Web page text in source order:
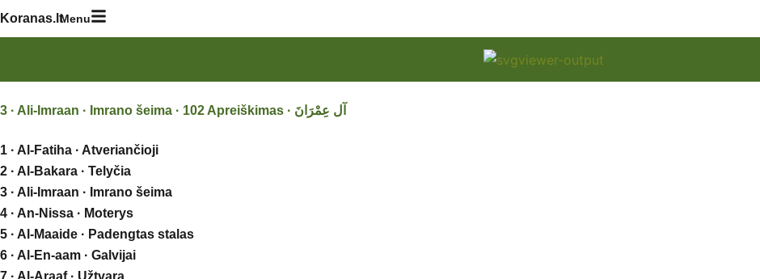
Skip
Koranas.ltMenu
1 · Al-Fatiha · Atveriančioji
2 · Al-Bakara · Telyčia
3 · Ali-Imraan · Imrano šeima
4 · An-Nissa · Moterys
5 · Al-Maaide · Padengtas stalas
6 · Al-En-aam · Galvijai
7 · Al-Araaf · Užtvara